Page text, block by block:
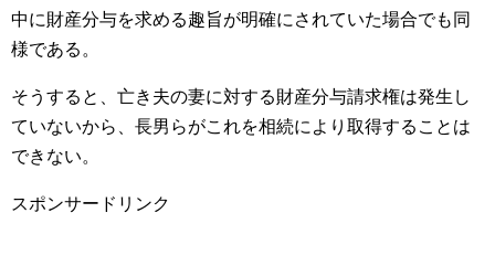
中に財産分与を求める趣旨が明確にされていた場合でも同
様である。
そうすると、亡き夫の妻に対する財産分与請求権は発生し
ていないから、長男らがこれを相続により取得することは
できない。
スポンサードリンク